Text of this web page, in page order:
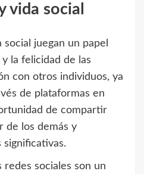
vida social
juegan un papel
la felicidad de las
con otros individuos, ya
de plataformas en
de compartir
de los demás y
redes sociales son un